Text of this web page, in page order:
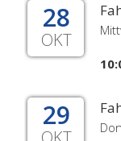
28
OKT
29